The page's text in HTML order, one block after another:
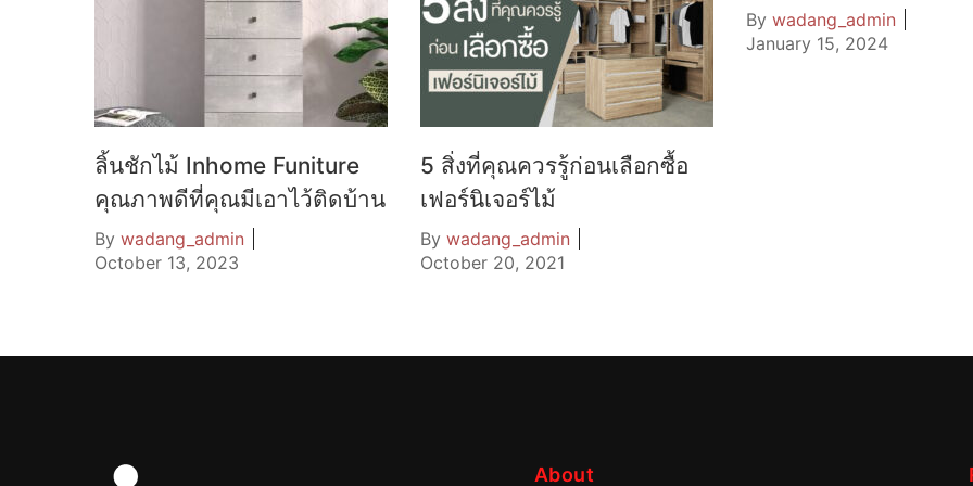
ลิ้นชักไม้ Inhome Funiture
คุณภาพดีที่คุณมีเอาไว้ติดบ้าน
By wadang_admin
October 13, 2023
5 สิ่งที่คุณควรรู้ก่อนเลือกซื้อ
เฟอร์นิเจอร์ไม้
By wadang_admin
October 20, 2021
By wadang_admin
January 15, 2024
About